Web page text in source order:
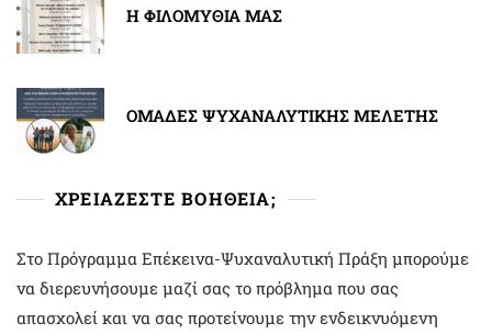
Η ΦΙΛΟΜΥΘΙΑ ΜΑΣ
ΟΜΑΔΕΣ ΨΥΧΑΝΑΛΥΤΙΚΗΣ ΜΕΛΕΤΗΣ
ΧΡΕΙΑΖΕΣΤΕ ΒΟΗΘΕΙΑ;
Στο Πρόγραμμα Επέκεινα-Ψυχαναλυτική Πράξη μπορούμε
να διερευνήσουμε μαζί σας το πρόβλημα που σας
απασχολεί και να σας προτείνουμε την ενδεικνυόμενη